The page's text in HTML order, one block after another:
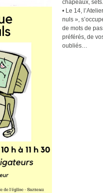
chapeaux,
• Le 14,
nuls »,
de mots de
préférés, de
oubliés…